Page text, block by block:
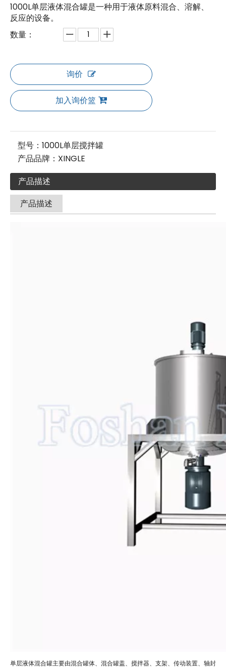
1000L单层液体混合罐是一种用于液体原料混合、溶解、
反应的设备。
数量：
询价
加入询价篮
型号： 1000L单层搅拌罐
产品品牌： XINGLE
产品描述
产品描述
单层液体混合罐主要由混合罐体、混合罐盖、搅拌器、支架、传动装置、轴封